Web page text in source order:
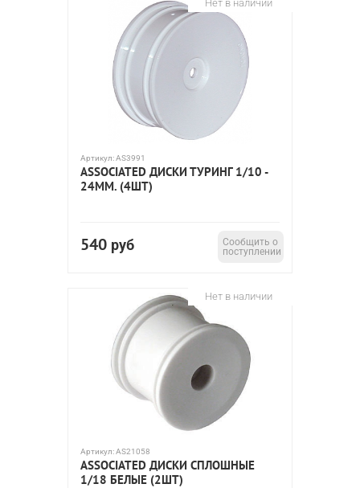
Нет в наличии
Артикул:AS3991
ASSOCIATED ДИСКИ ТУРИНГ 1/10 -
24ММ. (4ШТ)
540 руб
Сообщить о
поступлении
Нет в наличии
Артикул:AS21058
ASSOCIATED ДИСКИ СПЛОШНЫЕ
1/18 БЕЛЫЕ (2ШТ)